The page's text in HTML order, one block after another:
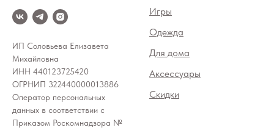
ИП Соловьева Елизавета
Михайловна
ИНН 440123725420
ОГРНИП 322440000013886
Оператор персональных
данных в соответствии с
Приказом Роскомнадзора №
Игры
Одежда
Для дома
Аксессуары
Скидки